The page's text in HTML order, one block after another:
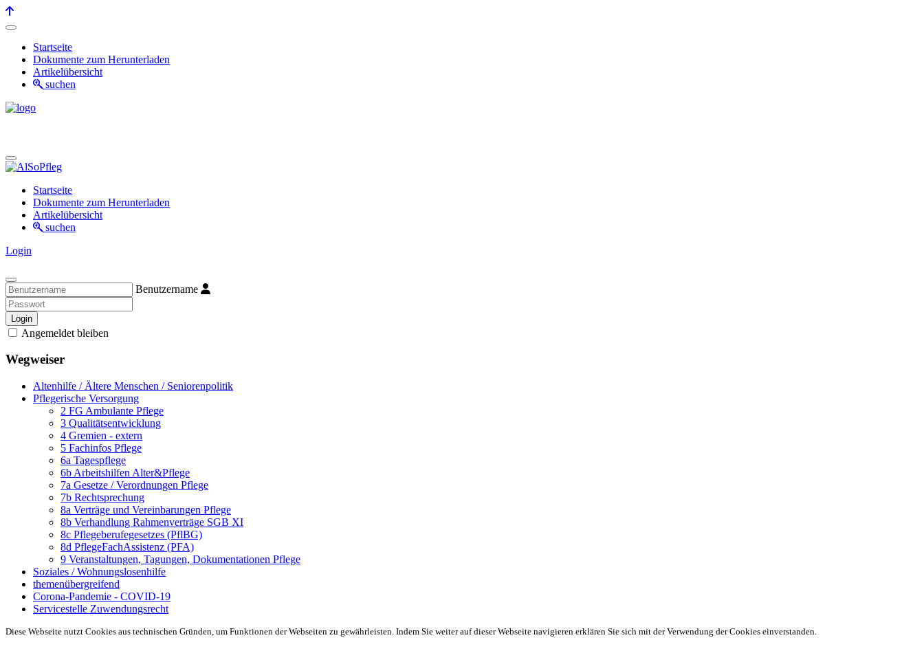
Startseite
Dokumente zum Herunterladen
Artikelübersicht
suchen
Startseite
Dokumente zum Herunterladen
Artikelübersicht
suchen
Login
Benutzername
Login
Angemeldet bleiben
Wegweiser
Altenhilfe / Ältere Menschen / Seniorenpolitik
Pflegerische Versorgung
2 FG Ambulante Pflege
3 Qualitätsentwicklung
4 Gremien - extern
5 Fachinfos Pflege
6a Tagespflege
6b Arbeitshilfen Alter&Pflege
7a Gesetze / Verordnungen Pflege
7b Rechtsprechung
8a Verträge und Vereinbarungen Pflege
8b Verhandlung Rahmenverträge SGB XI
8c Pflegeberufegesetzes (PflBG)
8d PflegeFachAssistenz (PFA)
9 Veranstaltungen, Tagungen, Dokumentationen Pflege
Soziales / Wohnungslosenhilfe
themenübergreifend
Corona-Pandemie - COVID-19
Servicestelle Zuwendungsrecht
Diese Webseite nutzt Cookies aus technischen Gründen, um Funktionen der Webseiten zu gewährleisten. Indem Sie weiter auf dieser Webseite navigieren erklären Sie sich mit der Verwendung der Cookies einverstanden.